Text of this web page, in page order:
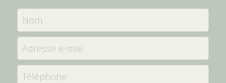
Nom
Adresse e-mail
Téléphone